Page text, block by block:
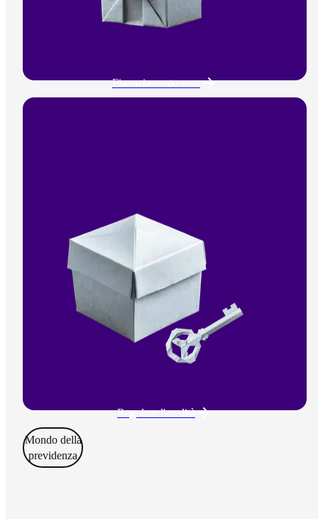
Finanziamento casa
Regolare l'eredità
Mondo della
previdenza